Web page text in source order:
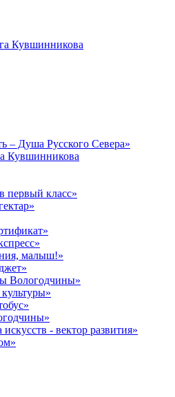
Кувшинникова
– Душа Русского Севера»
Кувшинникова
первый класс»
малыш!»
Вологодчины»
- вектор развития»